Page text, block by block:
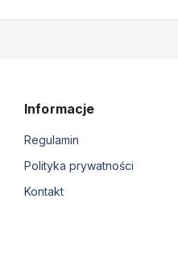
Informacje
Regulamin
Polityka prywatności
Kontakt